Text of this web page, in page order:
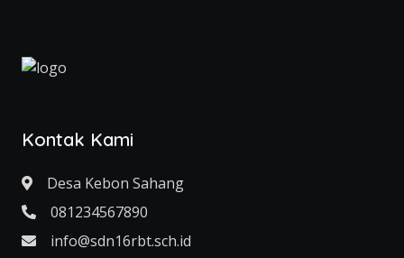
Kontak Kami
Desa Kebon Sahang
081234567890
info@sdn16rbt.sch.id